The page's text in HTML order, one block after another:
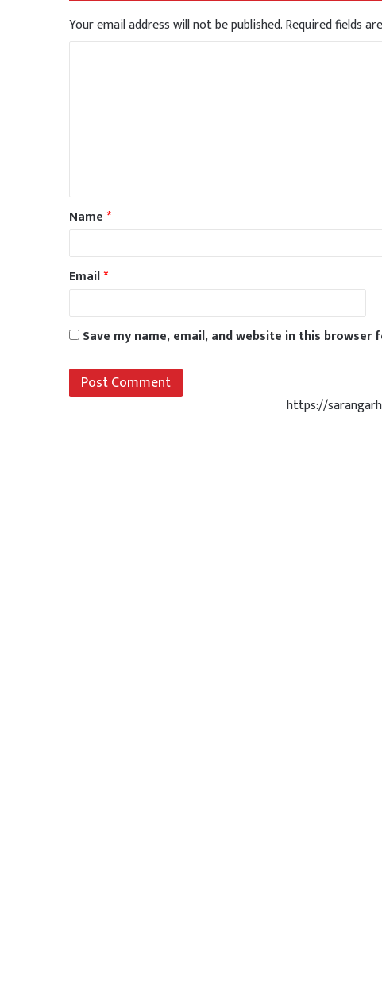
Your email address will not be published.Required fields
Name*
Email*
Save my name, email, and website in this
https://